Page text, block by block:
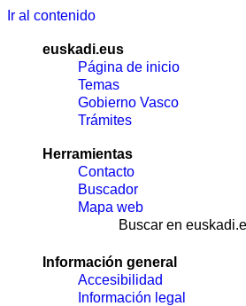
Ir al contenido
euskadi.eus
Página de inicio
Temas
Gobierno Vasco
Trámites
Herramientas
Contacto
Buscador
Mapa web
Buscar en
Información general
Accesibilidad
Información legal